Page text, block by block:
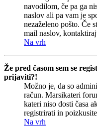
navodilom, če pa ga
naslov ali pa vam je
nezaželeno pošto. Če
mail naslov,
Na vrh
Že pred časom sem se
prijaviti?!
Možno je, da so
račun. Marsikateri
kateri niso dosti časa
registrirati in
Na vrh